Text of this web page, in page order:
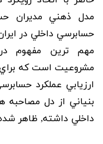
مدل ذهني مديران
حسابرسي داخلي در
مهم ترين مفهوم
مشروعيت است که براي
ارزيابي عملکرد
بنياني از دل
داخلي داشته, ظاهر